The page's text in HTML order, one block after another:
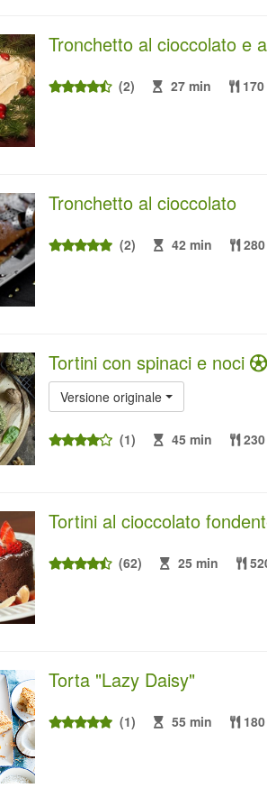
Tronchetto al cioccolato e
(2) 27 min
Tronchetto al cioccolato
(2) 42 min
Tortini con spinaci e noci
Versione originale
(1) 45 min
Tortini al cioccolato
(62) 25 min
Torta "Lazy Daisy"
(1) 55 min